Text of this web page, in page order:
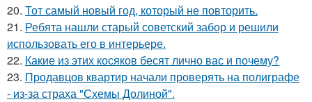
20. Тот самый новый год, который не повторить.
21. Ребята нашли старый советский забор и решили
использовать его в интерьере.
22. Какие из этих косяков бесят лично вас и почему?
23. Продавцов квартир начали проверять на полиграфе
- из-за страха "Схемы Долиной".